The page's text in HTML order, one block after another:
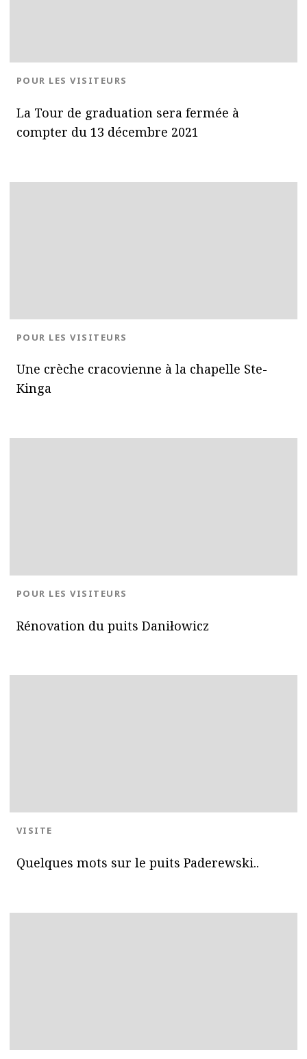
La Tour de graduation sera fermée à
compter du 13 décembre 2021
BLOG.CATEGORY
POUR LES VISITEURS
Une crèche cracovienne à la chapelle Ste-
Kinga
BLOG.CATEGORY
POUR LES VISITEURS
Rénovation du puits Daniłowicz
BLOG.CATEGORY
POUR LES VISITEURS
Quelques mots sur le puits Paderewski..
BLOG.CATEGORY
VISITE